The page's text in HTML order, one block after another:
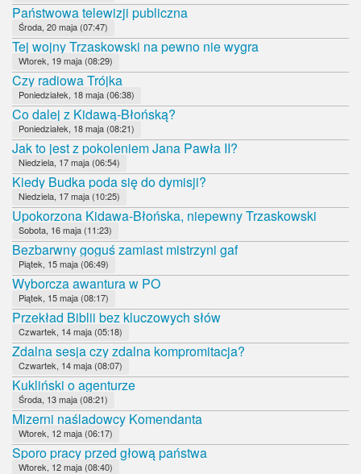
Państwowa telewizji publiczna
Środa, 20 maja (07:47)
Tej wojny Trzaskowski na pewno nie wygra
Wtorek, 19 maja (08:29)
Czy radiowa Trójka
Poniedziałek, 18 maja (06:38)
Co dalej z Kidawą-Błońską?
Poniedziałek, 18 maja (08:21)
Jak to jest z pokoleniem Jana Pawła II?
Niedziela, 17 maja (06:54)
Kiedy Budka poda się do dymisji?
Niedziela, 17 maja (10:25)
Upokorzona Kidawa-Błońska, niepewny Trzaskowski
Sobota, 16 maja (11:23)
Bezbarwny goguś zamiast mistrzyni gaf
Piątek, 15 maja (06:49)
Wyborcza awantura w PO
Piątek, 15 maja (08:17)
Przekład Biblii bez kluczowych słów
Czwartek, 14 maja (05:18)
Zdalna sesja czy zdalna kompromitacja?
Czwartek, 14 maja (08:07)
Kukliński o agenturze
Środa, 13 maja (08:21)
Mizerni naśladowcy Komendanta
Wtorek, 12 maja (06:17)
Sporo pracy przed głową państwa
Wtorek, 12 maja (08:40)